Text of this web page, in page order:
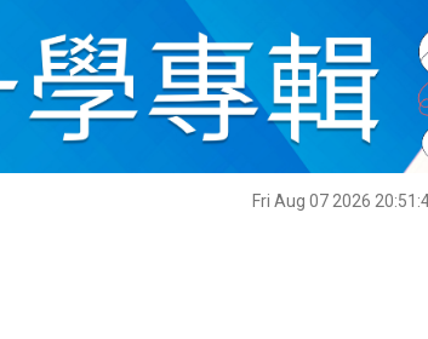
Fri Aug 07 2026
科技 影片 名家榜 灼